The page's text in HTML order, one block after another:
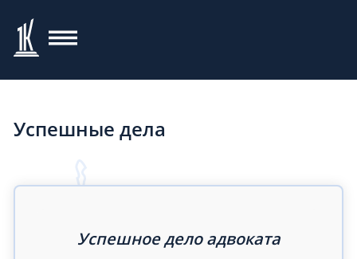
Успешные дела
Успешное дело адвоката